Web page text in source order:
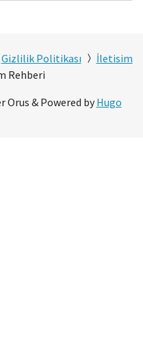
Gizlilik Politikası
İletisim
Rehberi
Orus & Powered byHugo